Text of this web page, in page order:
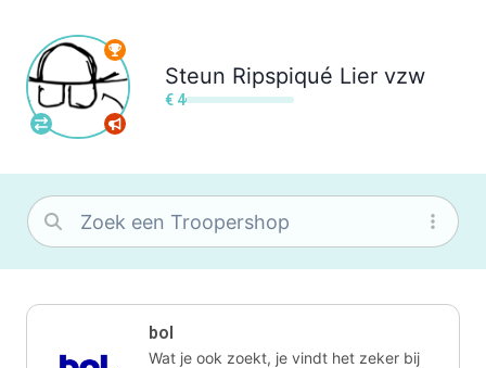
Steun Ripspiqué Lier vzw
€ 4
bol
Wat je ook zoekt, je vindt het zeker bij